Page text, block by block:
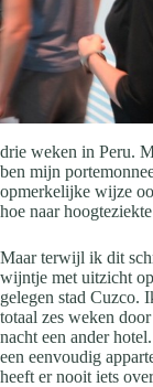
drie weken in Peru.
ben mijn
opmerkelijke wijze
hoe naar
Maar terwijl ik dit
wijntje met uitzicht
gelegen stad Cuzco.
totaal zes weken
nacht een ander
een eenvoudig
heeft er nooit iets